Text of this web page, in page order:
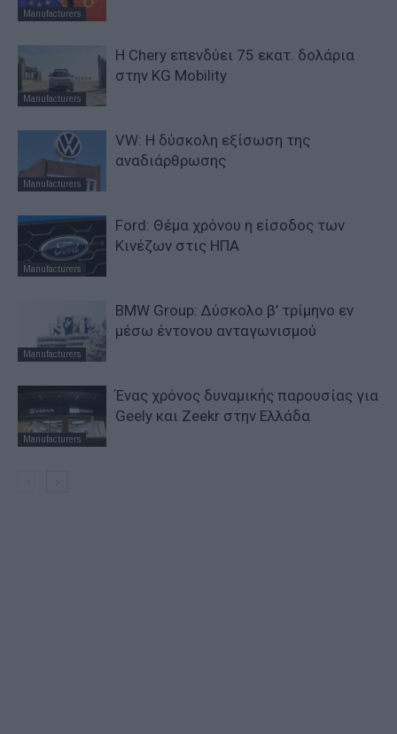
Manufacturers
Manufacturers
Η Chery επενδύει 75 εκατ. δολάρια
στην KG Mobility
Manufacturers
VW: Η δύσκολη εξίσωση της
αναδιάρθρωσης
Manufacturers
Ford: Θέμα χρόνου η είσοδος των
Κινέζων στις ΗΠΑ
Manufacturers
BMW Group: Δύσκολο β’ τρίμηνο εν
μέσω έντονου ανταγωνισμού
Manufacturers
Ένας χρόνος δυναμικής παρουσίας για
Geely και Zeekr στην Ελλάδα